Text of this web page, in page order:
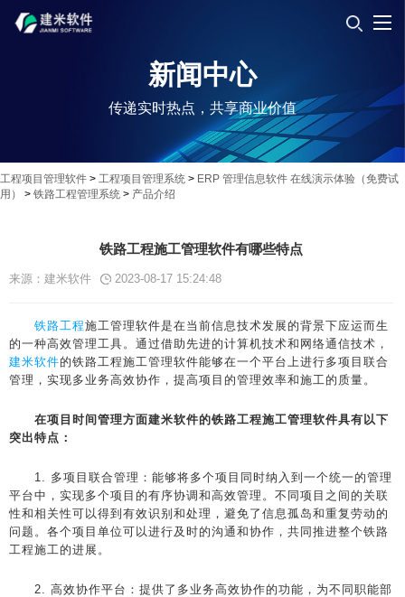
新闻中心
传递实时热点，共享商业价值
工程项目管理软件 > 工程项目管理系统 > ERP 管理信息软件 在线演示体验（免费试
用）
> 铁路工程管理系统 > 产品介绍
铁路工程施工管理软件有哪些特点
来源：建米软件 2023-08-17 15:24:48
铁路工程施工管理软件是在当前信息技术发展的背景下应运而生
的一种高效管理工具。通过借助先进的计算机技术和网络通信技术，
建米软件的铁路工程施工管理软件能够在一个平台上进行多项目联合
管理，实现多业务高效协作，提高项目的管理效率和施工的质量。
在项目时间管理方面建米软件的铁路工程施工管理软件具有以下
突出特点：
1. 多项目联合管理：能够将多个项目同时纳入到一个统一的管理
平台中，实现多个项目的有序协调和高效管理。不同项目之间的关联
性和相关性可以得到有效识别和处理，避免了信息孤岛和重复劳动的
问题。各个项目单位可以进行及时的沟通和协作，共同推进整个铁路
工程施工的进展。
2. 高效协作平台：提供了多业务高效协作的功能，为不同职能部